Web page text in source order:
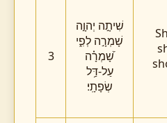
3
שִׁיתָ֣ה יְהוָ֣ה
שָׁמְרָ֣ה לְפִ֑י
שָׁ֝מְרָ֗ה
עַל-דַּ֥ל
שְׂפָתָֽי׃